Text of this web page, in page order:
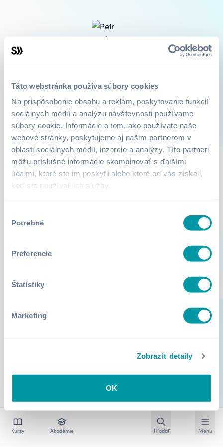
Táto webstránka používa súbory cookies
Na prispôsobenie obsahu a reklám, poskytovanie funkcií
sociálnych médií a analýzu návštevnosti používame
súbory cookie. Informácie o tom, ako používate naše
webové stránky, poskytujeme aj našim partnerom v
oblasti sociálnych médií, inzercie a analýzy. Títo partneri
môžu príslušné informácie skombinovať s ďalšími
údajmi, ktoré ste im poskytli alebo ktoré od vás získali,
keď ste používali ich služby.
súhlasu
Potrebné
Preferencie
Štatistiky
Marketing
Zobraziť detaily
OK
Petr Bechyně
Kurzy 3 O mne
Lektor zatiaľ nepridali žiadne informácie.
Kurzy Akadémie Hľadať Menu